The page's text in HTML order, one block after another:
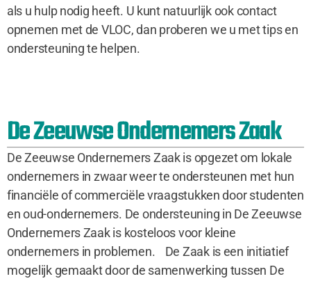
als u hulp nodig heeft. U kunt natuurlijk ook contact
opnemen met de VLOC, dan proberen we u met tips en
ondersteuning te helpen.
De Zeeuwse Ondernemers Zaak
De Zeeuwse Ondernemers Zaak is opgezet om lokale
ondernemers in zwaar weer te ondersteunen met hun
financiële of commerciële vraagstukken door studenten
en oud-ondernemers. De ondersteuning in De Zeeuwse
Ondernemers Zaak is kosteloos voor kleine
ondernemers in problemen. De Zaak is een initiatief
mogelijk gemaakt door de samenwerking tussen De